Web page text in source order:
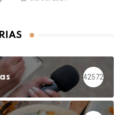
42572